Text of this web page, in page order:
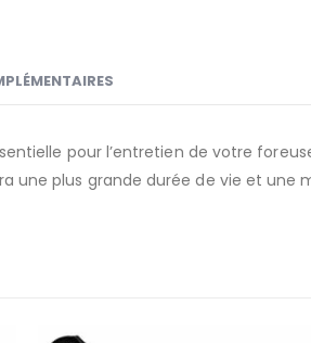
pour l’entretien de votre
une plus grande durée de vie et une